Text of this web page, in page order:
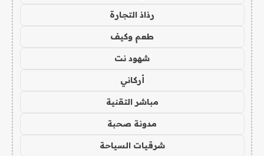
رذاذ التجارة
طعم وكيف
شهود نت
أركاني
مباشر التقنية
مدونة صحبة
شرقيات السياحة